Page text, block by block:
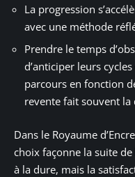
La progression
avec une méthode
Prendre le temps
d’anticiper leurs
parcours en fonction
revente fait souvent
Dans le Royaume
choix façonne la suite de
à la dure, mais la